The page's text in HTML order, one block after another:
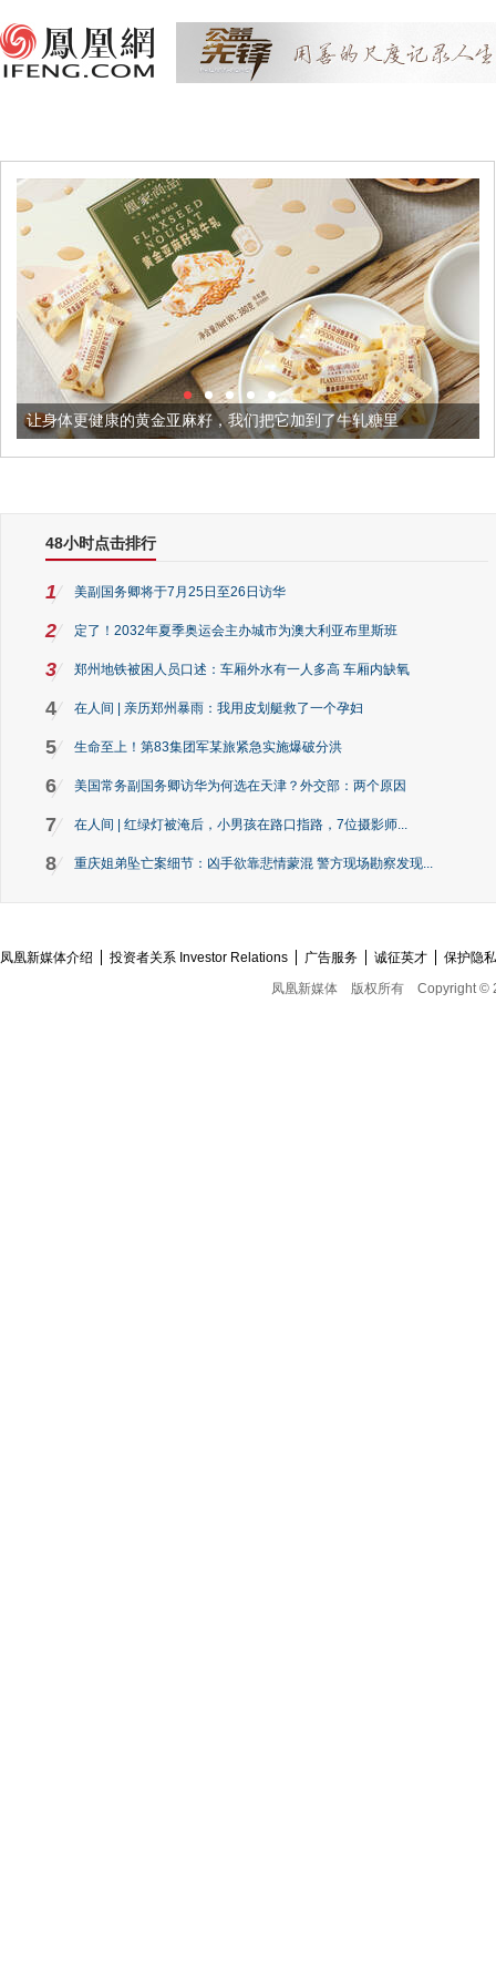
健康的黄金亚麻籽，我们把它加到了牛轧糖里 被列入佛家
48小时点击排行
1 美副国务卿将于7月25日至26日访华
2 定了！2032年夏季奥运会主办城市为澳大利亚布里斯班
3 郑州地铁被困人员口述：车厢外水有一人多高 车厢内缺氧
4 在人间 | 亲历郑州暴雨：我用皮划艇救了一个孕妇
5 生命至上！第83集团军某旅紧急实施爆破分洪
6 美国常务副国务卿访华为何选在天津？外交部：两个原因
7 在人间 | 红绿灯被淹后，小男孩在路口指路，7位摄影师...
8 重庆姐弟坠亡案细节：凶手欲靠悲情蒙混 警方现场勘察发现...
凤凰新媒体介绍 投资者关系 Investor Relations 广告服务 诚征英才
保护隐
凤凰新媒体
版权所有 Copyright ©